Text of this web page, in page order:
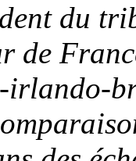
du
de